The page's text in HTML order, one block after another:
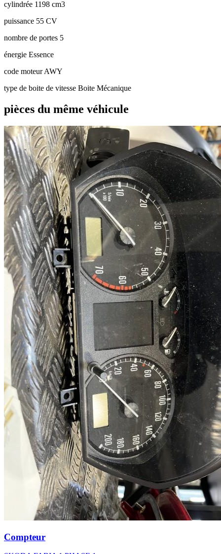
cylindrée 1198 cm3
puissance 55 CV
nombre de portes 5
énergie Essence
code moteurAWY
type de boite de vitesse Boite Mécanique
pièces du même véhicule
Compteur